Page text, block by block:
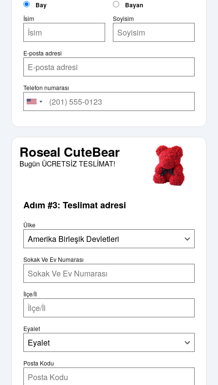
Bay Bayan
İsim Soyisim
E-posta adresi
Telefon numarası
Roseal CuteBear
Bugün ÜCRETSİZ TESLİMAT!
Adım #3: Teslimat adresi
Amerika Birleşik Devletleri
Ülke
Sokak Ve Ev Numarası
İlçe/İl
Eyalet
Eyalet
Posta Kodu